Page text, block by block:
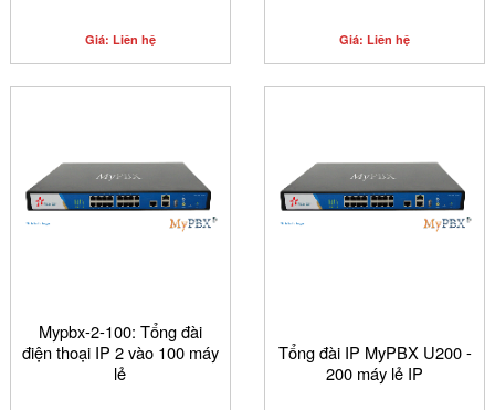
Giá: Liên hệ Giá: Liên hệ
Mypbx-2-100: Tổng đài
điện thoại IP 2 vào 100 máy
lẻ
Tổng đài IP MyPBX U200 -
200 máy lẻ IP